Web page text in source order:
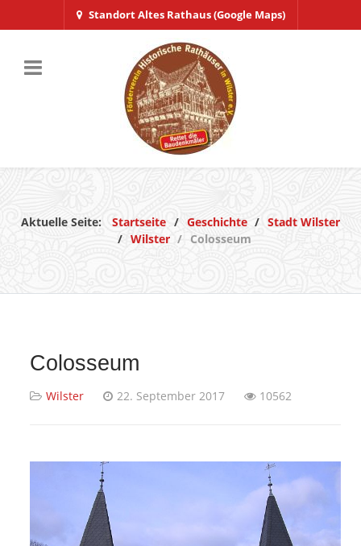
Standort Altes Rathaus (Google Maps)
Aktuelle Seite: Startseite Geschichte
Stadt Wilster
Wilster
Colosseum
Colosseum
Wilster 22. September 2017 10562